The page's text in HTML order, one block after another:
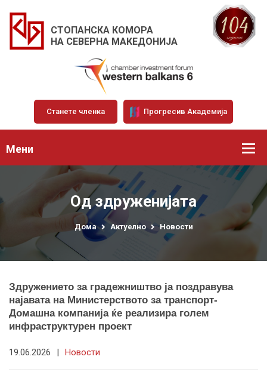
СТОПАНСКА КОМОРА
НА СЕВЕРНА МАКЕДОНИЈА
Станете членка Прогресив Академија
Мени
Од здруженијата
Дома Актуелно Новости
Здружението за градежништво ја поздравува
најавата на Министерството за транспорт-
Домашна компанија ќе реализира голем
инфраструктурен проект
19.06.2026 | Новости